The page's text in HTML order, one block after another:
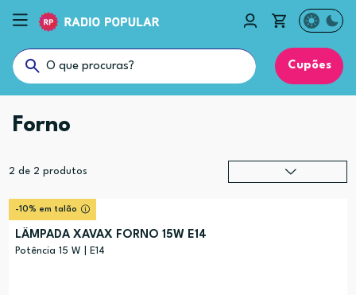
Cupões
Forno
2 de 2 produtos
-10% em talão
LÂMPADA XAVAX FORNO 15W E14
Potência 15 W | E14